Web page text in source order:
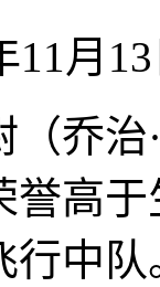
11月
治·
誉高
行中